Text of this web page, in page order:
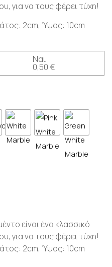
για να τους φέρει τύχη!
2cm, Ύψος: 10cm
Ναι
0,50 €
είναι ένα κλασσικό
για να τους φέρει τύχη!
2cm, Ύψος: 10cm